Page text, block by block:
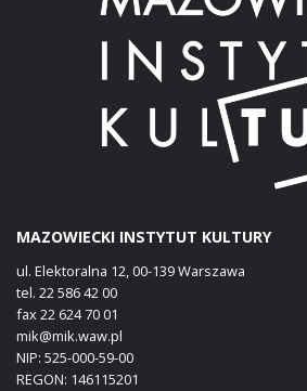
MAZOWIECKI INSTYTUT KULTURY
ul. Elektoralna 12, 00-139 Warszawa
tel. 22 586 42 00
fax 22 624 70 01
mik@mik.waw.pl
NIP: 525-000-59-00
REGON: 146115201